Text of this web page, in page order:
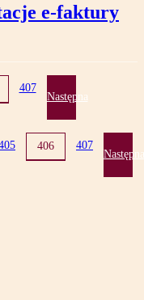
e-faktury
407
Następna
406 407
Następna